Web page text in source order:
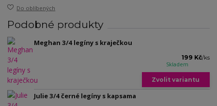
Do oblíbených
Podobné produkty
Meghan 3/4 legíny s kraječkou
199 Kč/ks
Skladem
Zvolit variantu
Julie 3/4 černé legíny s kapsama